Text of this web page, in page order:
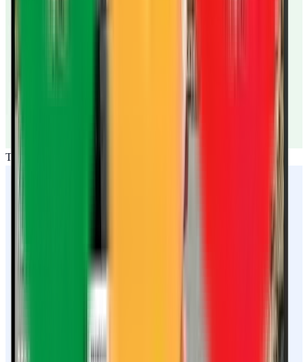
Teléfono disponible